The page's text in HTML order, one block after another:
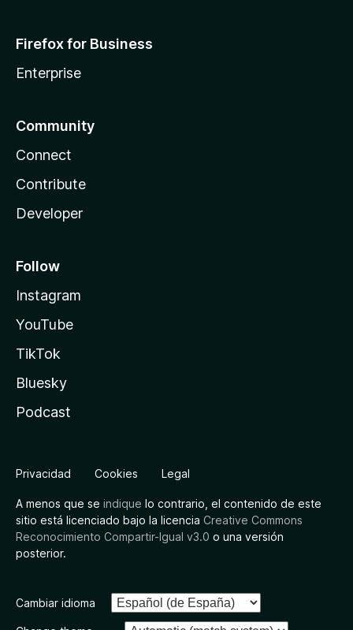
Firefox for Business
Enterprise
Community
Connect
Contribute
Developer
Follow
Instagram
YouTube
TikTok
Bluesky
Podcast
Privacidad Cookies Legal
A menos que se indique lo contrario, el contenido de este
sitio está licenciado bajo la licencia Creative Commons
Reconocimiento Compartir-Igual v3.0 o una versión
posterior.
Cambiar idioma